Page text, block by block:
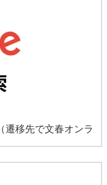
（遷移先で文春オンラ